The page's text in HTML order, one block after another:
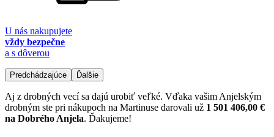
U nás nakupujete
vždy bezpečne
a s dôverou
Predchádzajúce Ďalšie
Aj z drobných vecí sa dajú urobiť veľké. Vďaka vašim Anjelským
drobným ste pri nákupoch na Martinuse darovali už 1 501 406,00 €
na Dobrého Anjela. Ďakujeme!